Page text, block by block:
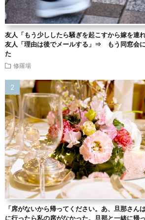
友人「もう少ししたら騒ぎを起こすから嫁を連
友人「理由は後でメールする」⇒ もう同窓会
た
修羅場
「席がないから帰ってください。あ、旦那さん
に行ったら私の席がなかった。旦那と一緒に帰